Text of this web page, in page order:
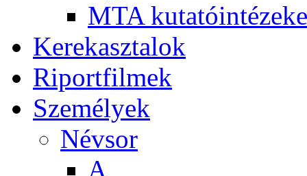
MTA
Kerekasztalok
Riportfilmek
Személyek
Névsor
A